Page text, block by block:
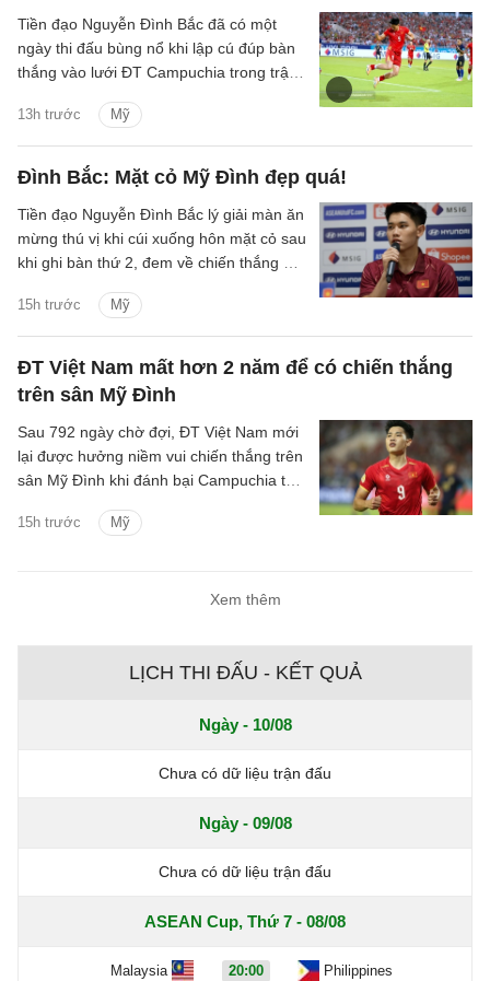
13h trước Mỹ
Tiền đạo Nguyễn Đình Bắc đã có một
ngày thi đấu bùng nổ khi lập cú đúp bàn
thắng vào lưới ĐT Campuchia trong trận
Đình tối 7/8.
Đình Bắc: Mặt cỏ Mỹ Đình đẹp quá!
15h trước Mỹ
Tiền đạo Nguyễn Đình Bắc lý giải màn ăn
mừng thú vị khi cúi xuống hôn mặt cỏ sau
khi ghi bàn thứ 2, đem về chiến thắng 3-1
ĐT Việt Nam mất hơn 2 năm để có chiến thắng
trên sân Mỹ Đình
15h trước Mỹ
Sau 792 ngày chờ đợi, ĐT Việt Nam mới
lại được hưởng niềm vui chiến thắng trên
sân Mỹ Đình khi đánh bại Campuchia tỷ
Cup 2026.
Xem thêm
LỊCH THI ĐẤU - KẾT QUẢ
Ngày - 10/08
Chưa có dữ liệu trận đấu
Ngày - 09/08
Chưa có dữ liệu trận đấu
ASEAN Cup, Thứ 7 - 08/08
Malaysia 20:00 Philippines